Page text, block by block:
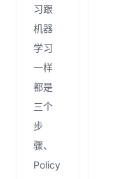
习跟
机器
学习
一样
都是
三个
步
骤、
Policy